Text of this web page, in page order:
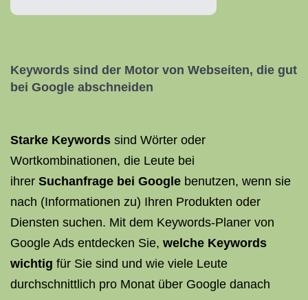
Keywords sind der Motor von Webseiten, die gut
bei Google abschneiden
Starke Keywords sind Wörter oder
Wortkombinationen, die Leute bei
ihrer Suchanfrage bei Google benutzen, wenn sie
nach (Informationen zu) Ihren Produkten oder
Diensten suchen. Mit dem Keywords-Planer von
Google Ads entdecken Sie, welche Keywords
wichtig für Sie sind und wie viele Leute
durchschnittlich pro Monat über Google danach